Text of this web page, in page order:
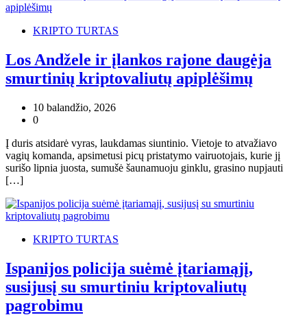
KRIPTO TURTAS
Los Andžele ir įlankos rajone daugėja
smurtinių kriptovaliutų apiplėšimų
10 balandžio, 2026
0
Į duris atsidarė vyras, laukdamas siuntinio. Vietoje to atvažiavo
vagių komanda, apsimetusi picų pristatymo vairuotojais, kurie jį
surišo lipnia juosta, sumušė šaunamuoju ginklu, grasino nupjauti
[…]
KRIPTO TURTAS
Ispanijos policija suėmė įtariamąjį,
susijusį su smurtiniu kriptovaliutų
pagrobimu